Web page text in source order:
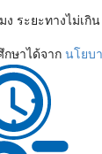
ง ระยะทางไม่เ
กษาได้จาก นโยบ